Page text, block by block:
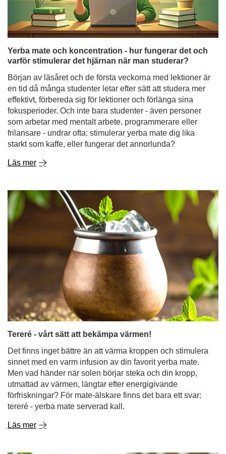
Yerba mate och koncentration - hur fungerar det och
varför stimulerar det hjärnan när man studerar?
Början av läsåret och de första veckorna med lektioner är
en tid då många studenter letar efter sätt att studera mer
effektivt, förbereda sig för lektioner och förlänga sina
fokusperioder. Och inte bara studenter - även personer
som arbetar med mentalt arbete, programmerare eller
frilansare - undrar ofta: stimulerar yerba mate dig lika
starkt som kaffe, eller fungerar det annorlunda?
Läs mer
Tereré - vårt sätt att bekämpa värmen!
Det finns inget bättre än att värma kroppen och stimulera
sinnet med en varm infusion av din favorit yerba mate.
Men vad händer när solen börjar steka och din kropp,
utmattad av värmen, längtar efter energigivande
förfriskningar? För mate-älskare finns det bara ett svar:
tereré - yerba mate serverad kall.
Läs mer